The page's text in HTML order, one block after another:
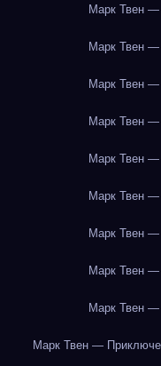
Марк Твен —
Марк Твен —
Марк Твен —
Марк Твен —
Марк Твен —
Марк Твен —
Марк Твен —
Марк Твен —
Марк Твен —
Марк Твен —